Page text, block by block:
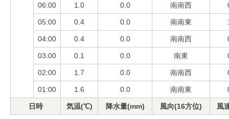
06:00 1.0 0.0 南南西
05:00 0.4 0.0 南南東
04:00 0.4 0.0 南南西
03:00 0.1 0.0 南東
02:00 1.7 0.0 南南西
01:00 1.6 0.0 南南東
日時 気温(℃) 降水量(mm) 風向(16方位) 風